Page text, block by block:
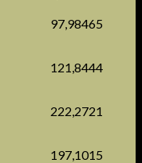
97,98465
121,8444
222,2721
197,1015